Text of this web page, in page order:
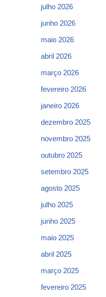
julho 2026
junho 2026
maio 2026
abril 2026
março 2026
fevereiro 2026
janeiro 2026
dezembro 2025
novembro 2025
outubro 2025
setembro 2025
agosto 2025
julho 2025
junho 2025
maio 2025
abril 2025
março 2025
fevereiro 2025